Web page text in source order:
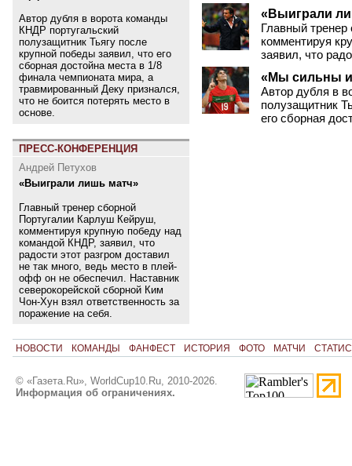
«Выиграли
Главный
комментируя
заявил, что
«Мы сильны
Автор дубля в
полузащитник
его сборная
Автор дубля в ворота команды
КНДР португальский
полузащитник Тьягу после
крупной победы заявил, что его
сборная достойна места в 1/8
финала чемпионата мира, а
травмированный Деку признался,
что не боится потерять место в
основе.
ПРЕСС-КОНФЕРЕНЦИЯ
Андрей Петухов
«Выиграли лишь матч»
Главный тренер сборной
Португалии Карлуш Кейруш,
комментируя крупную победу над
командой КНДР, заявил, что
радости этот разгром доставил
не так много, ведь место в плей-
офф он не обеспечил. Наставник
северокорейской сборной Ким
Чон-Хун взял ответственность за
поражение на себя.
НОВОСТИ КОМАНДЫ ФАНФЕСТ ИСТОРИЯ ФОТО МАТЧИ
© «Газета.Ru», WorldCup10.Ru, 2010-2026.
Информация об ограничениях.